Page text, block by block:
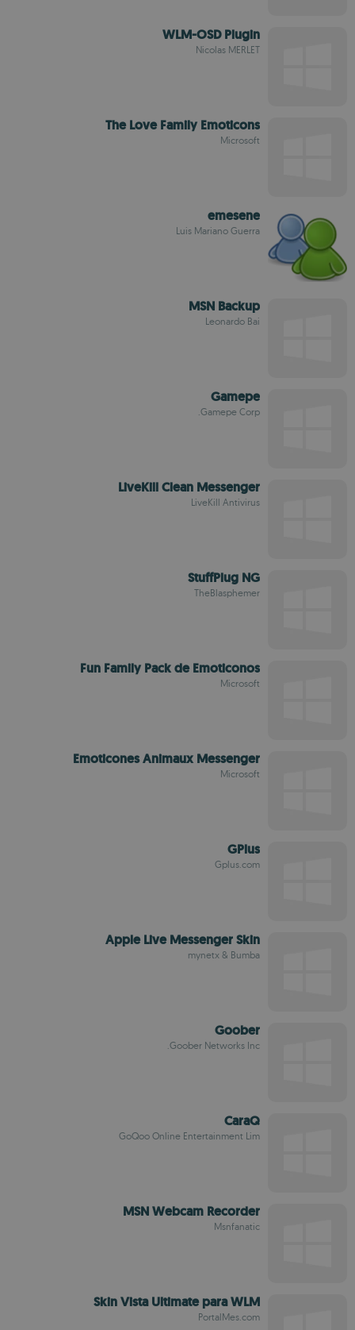
WLM-OSD Plugin
Nicolas MERLET
The Love Family Emoticons
Microsoft
emesene
Luis Mariano Guerra
MSN Backup
Leonardo Bai
Gamepe
Gamepe Corp.
LiveKill Clean Messenger
LiveKill Antivirus
StuffPlug NG
TheBlasphemer
Fun Family Pack de Emoticonos
Microsoft
Emoticones Animaux Messenger
Microsoft
GPlus
Gplus.com
Apple Live Messenger Skin
mynetx & Bumba
Goober
Goober Networks Inc.
CaraQ
GoQoo Online Entertainment Lim
MSN Webcam Recorder
Msnfanatic
Skin Vista Ultimate para WLM
PortalMes.com